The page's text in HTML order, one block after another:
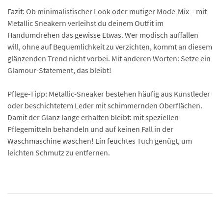
Fazit: Ob minimalistischer Look oder mutiger Mode-Mix – mit
Metallic Sneakern verleihst du deinem Outfit im
Handumdrehen das gewisse Etwas. Wer modisch auffallen
will, ohne auf Bequemlichkeit zu verzichten, kommt an diesem
glänzenden Trend nicht vorbei. Mit anderen Worten: Setze ein
Glamour-Statement, das bleibt!
Pflege-Tipp: Metallic-Sneaker bestehen häufig aus Kunstleder
oder beschichtetem Leder mit schimmernden Oberflächen.
Damit der Glanz lange erhalten bleibt: mit speziellen
Pflegemitteln behandeln und auf keinen Fall in der
Waschmaschine waschen! Ein feuchtes Tuch genügt, um
leichten Schmutz zu entfernen.